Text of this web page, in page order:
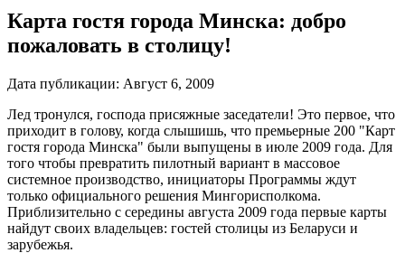
Карта гостя города Минска: добро
пожаловать в столицу!
Дата публикации: Август 6, 2009
Лед тронулся, господа присяжные заседатели! Это первое, что
приходит в голову, когда слышишь, что премьерные 200 "Карт
гостя города Минска" были выпущены в июле 2009 года. Для
того чтобы превратить пилотный вариант в массовое
системное производство, инициаторы Программы ждут
только официального решения Мингорисполкома.
Приблизительно с середины августа 2009 года первые карты
найдут своих владельцев: гостей столицы из Беларуси и
зарубежья.